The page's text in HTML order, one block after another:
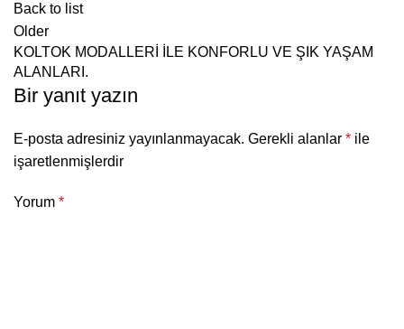
Back to list
Older
KOLTOK MODALLERİ İLE KONFORLU VE ŞIK YAŞAM
ALANLARI.
Bir yanıt yazın
E-posta adresiniz yayınlanmayacak. Gerekli alanlar * ile
işaretlenmişlerdir
Yorum *